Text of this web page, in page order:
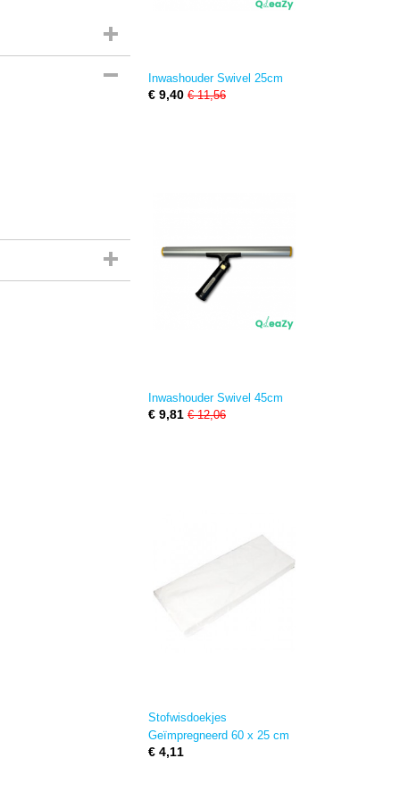
Inwashouder Swivel 25cm
€ 9,40 € 11,56
Inwashouder Swivel 45cm
€ 9,81 € 12,06
Stofwisdoekjes
Geïmpregneerd 60 x 25 cm
€ 4,11